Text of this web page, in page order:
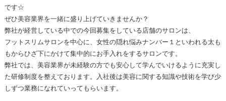
です☆
ぜひ美容業界を一緒に盛り上げていきませんか？
弊社が経営している中での今回募集をしている店舗のサロンは、
フットスリムサロンを中心に、女性の隠れ悩みナンバー１といわれる太も
もからひざ下にかけて集中的にお手入れをするサロンです。
弊社では、美容業界が未経験の方でも安心して学んでいけるように充実し
た研修制度を整えております。入社後は美容に関する知識や技術を学び少
しずつ業務になれていってもらいます。